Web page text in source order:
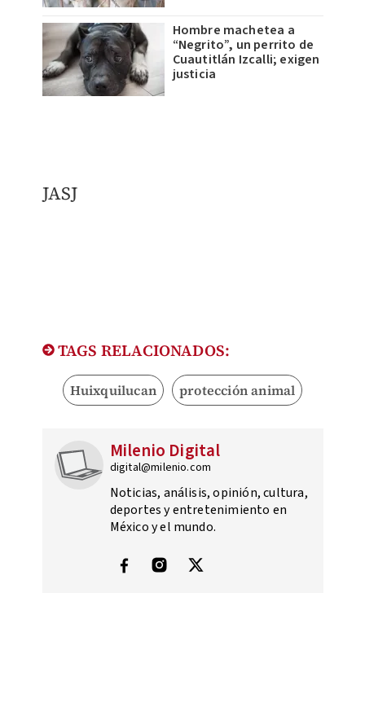
Hombre machetea a
“Negrito”, un perrito de
Cuautitlán Izcalli; exigen
justicia
JASJ
TAGS RELACIONADOS:
Huixquilucan protección animal
Milenio Digital
digital@milenio.com
Noticias, análisis, opinión, cultura,
deportes y entretenimiento en
México y el mundo.